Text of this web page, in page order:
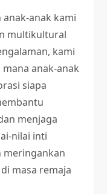
anak kami
multikultural
kami
anak-anak
siapa
menjaga
nilai inti
meringankan
masa remaja